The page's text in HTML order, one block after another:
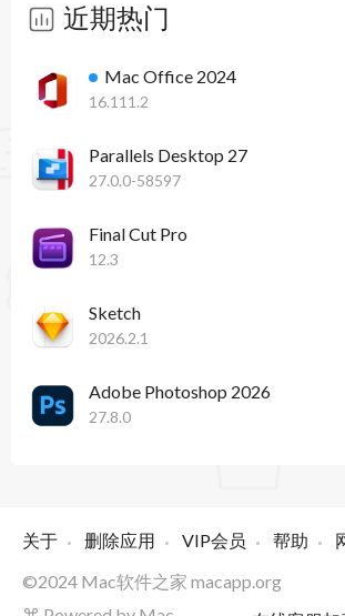
近期热门
Mac Office 2024
16.111.2
Parallels Desktop 27
27.0.0-58597
Final Cut Pro
12.3
Sketch
2026.2.1
Adobe Photoshop 2026
27.8.0
关于 删除应用 VIP会员 帮助
©2024 Mac软件之家 macapp.org